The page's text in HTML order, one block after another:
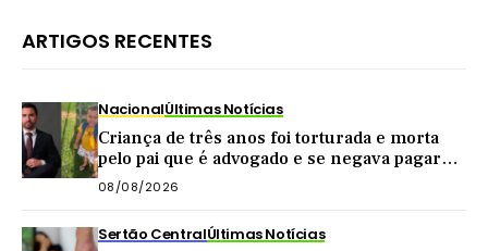
ARTIGOS RECENTES
NacionalÚltimas Notícias
Criança de três anos foi torturada e morta
pelo pai que é advogado e se negava pagar
pensão
08/08/2026
Sertão CentralÚltimas Notícias